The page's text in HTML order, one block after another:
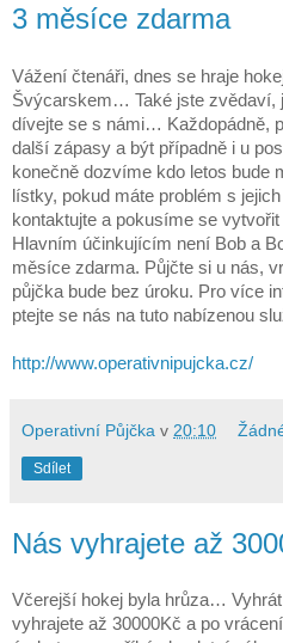
3 měsíce zdarma
Vážení čtenáři, dnes se hraje
Švýcarskem… Také jste zvědaví,
dívejte se s námi… Každopádně,
další zápasy a být případně i u
konečně dozvíme kdo letos bude
lístky, pokud máte problém s
kontaktujte a pokusíme se
Hlavním účinkujícím není Bob a
měsíce zdarma. Půjčte si u nás,
půjčka bude bez úroku. Pro více
ptejte se nás na tuto nabízenou
http://www.operativnipujcka.cz/
Operativní Půjčka v 20:10
Sdílet
Nás vyhrajete až
Včerejší hokej byla hrůza…
vyhrajete až 30000Kč a po